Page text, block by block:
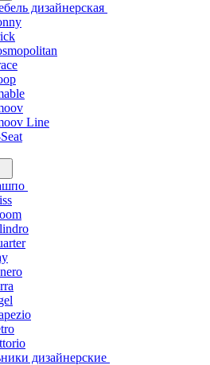
дизайнерская
Line
дизайнерские